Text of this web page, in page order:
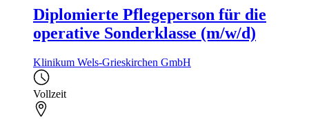
Diplomierte Pflegeperson für die
operative Sonderklasse (m/w/d)
Klinikum Wels-Grieskirchen GmbH
Vollzeit